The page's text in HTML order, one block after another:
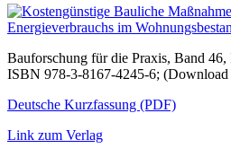
Bauforschung für die Praxis, Band
ISBN 978-3-8167-4245-6; (Download
Deutsche Kurzfassung (PDF)
Link zum Verlag